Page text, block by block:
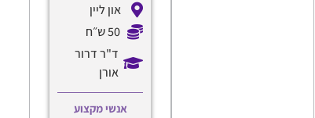
און ליין
50 ש״ח
ד"ר דרור
אורן
אנשי מקצוע